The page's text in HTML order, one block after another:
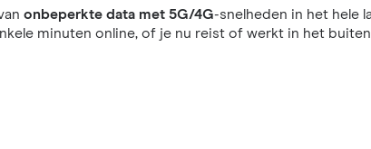
onbeperkte data met 5G/4G-snelheden in het hele
minuten online, of je nu reist of werkt in het